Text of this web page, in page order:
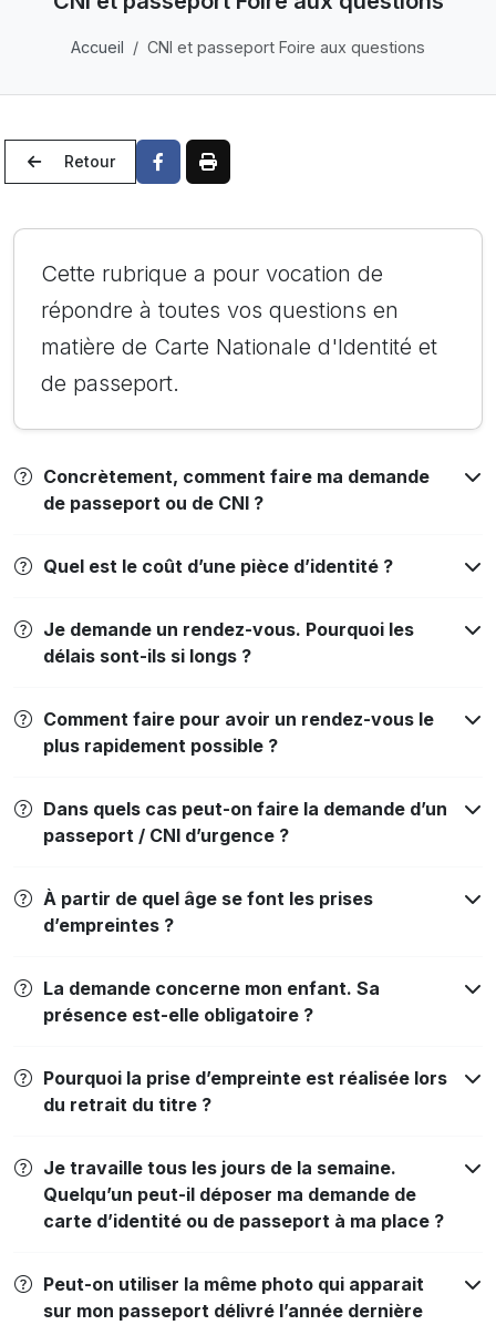
Accueil CNI et passeport Foire aux questions
Retour
Cette rubrique a pour vocation de
répondre à toutes vos questions en
matière de Carte Nationale d'Identité et
de passeport.
Concrètement, comment faire ma demande
de passeport ou de CNI ?
Quel est le coût d’une pièce d’identité ?
Je demande un rendez-vous. Pourquoi les
délais sont-ils si longs ?
Comment faire pour avoir un rendez-vous le
plus rapidement possible ?
Dans quels cas peut-on faire la demande d’un
passeport / CNI d’urgence ?
À partir de quel âge se font les prises
d’empreintes ?
La demande concerne mon enfant. Sa
présence est-elle obligatoire ?
Pourquoi la prise d’empreinte est réalisée lors
du retrait du titre ?
Je travaille tous les jours de la semaine.
Quelqu’un peut-il déposer ma demande de
carte d’identité ou de passeport à ma place ?
Peut-on utiliser la même photo qui apparait
sur mon passeport délivré l’année dernière